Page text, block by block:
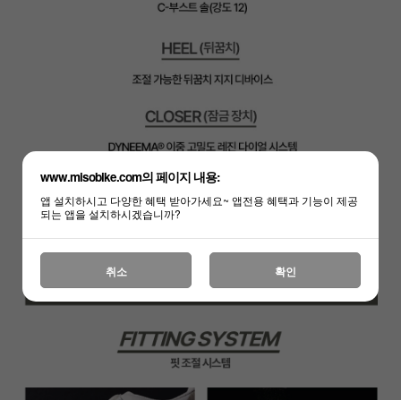
www.misobike.com의 페이지 내용:
앱 설치하시고 다양한 혜택 받아가세요~ 앱전용 혜택과 기능이 제공
되는 앱을 설치하시겠습니까?
취소 확인